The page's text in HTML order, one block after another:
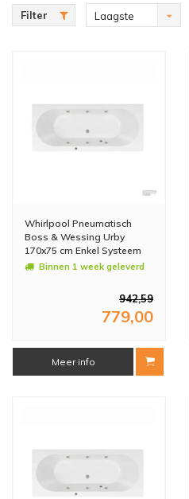
Filter
Laagste
Whirlpool Pneumatisch
Boss & Wessing Urby
170x75 cm Enkel Systeem
Binnen 1 week geleverd
942,59
779,00
Meer info